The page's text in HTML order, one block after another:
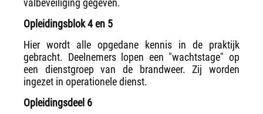
valbeveiliging gegeven.
Opleidingsblok 4 en 5
Hier wordt alle opgedane kennis in de praktijk
gebracht. Deelnemers lopen een "wachtstage" op
een dienstgroep van de brandweer. Zij worden
ingezet in operationele dienst.
Opleidingsdeel 6